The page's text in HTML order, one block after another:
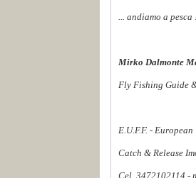
... andiamo a pesca
Mirko Dalmonte
Fly Fishing Guide
E.U.F.F. -
Catch & Release
Cel. 3472102114 -